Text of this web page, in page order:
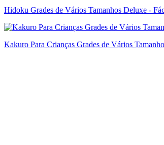
Hidoku Grades de Vários Tamanhos Deluxe -
Kakuro Para Crianças Grades de Vários